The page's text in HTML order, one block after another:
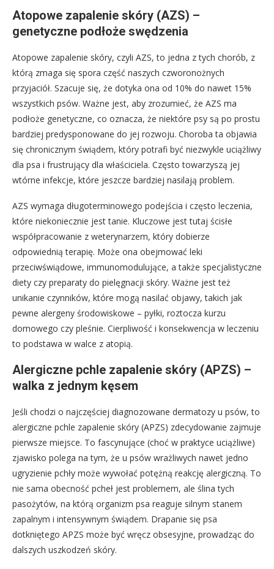
Atopowe zapalenie skóry (AZS) –
genetyczne podłoże swędzenia
Atopowe zapalenie skóry, czyli AZS, to jedna z tych chorób, z
którą zmaga się spora część naszych czworonożnych
przyjaciół. Szacuje się, że dotyka ona od 10% do nawet 15%
wszystkich psów. Ważne jest, aby zrozumieć, że AZS ma
podłoże genetyczne, co oznacza, że niektóre psy są po prostu
bardziej predysponowane do jej rozwoju. Choroba ta objawia
się chronicznym świądem, który potrafi być niezwykle uciążliwy
dla psa i frustrujący dla właściciela. Często towarzyszą jej
wtórne infekcje, które jeszcze bardziej nasilają problem.
AZS wymaga długoterminowego podejścia i często leczenia,
które niekoniecznie jest tanie. Kluczowe jest tutaj ścisłe
współpracowanie z weterynarzem, który dobierze
odpowiednią terapię. Może ona obejmować leki
przeciwświądowe, immunomodulujące, a także specjalistyczne
diety czy preparaty do pielęgnacji skóry. Ważne jest też
unikanie czynników, które mogą nasilać objawy, takich jak
pewne alergeny środowiskowe – pyłki, roztocza kurzu
domowego czy pleśnie. Cierpliwość i konsekwencja w leczeniu
to podstawa w walce z atopią.
Alergiczne pchle zapalenie skóry (APZS) –
walka z jednym kęsem
Jeśli chodzi o najczęściej diagnozowane dermatozy u psów, to
alergiczne pchle zapalenie skóry (APZS) zdecydowanie zajmuje
pierwsze miejsce. To fascynujące (choć w praktyce uciążliwe)
zjawisko polega na tym, że u psów wrażliwych nawet jedno
ugryzienie pchły może wywołać potężną reakcję alergiczną. To
nie sama obecność pcheł jest problemem, ale ślina tych
pasożytów, na którą organizm psa reaguje silnym stanem
zapalnym i intensywnym świądem. Drapanie się psa
dotkniętego APZS może być wręcz obsesyjne, prowadząc do
dalszych uszkodzeń skóry.